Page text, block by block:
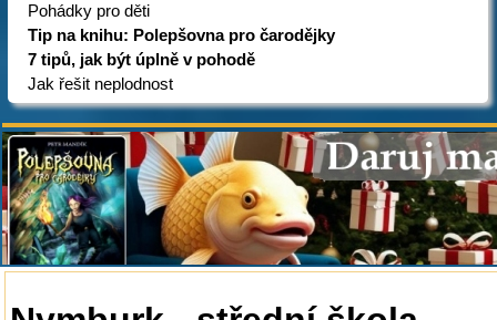
Pohádky pro děti
Tip na knihu: Polepšovna pro čarodějky
7 tipů, jak být úplně v pohodě
Jak řešit neplodnost